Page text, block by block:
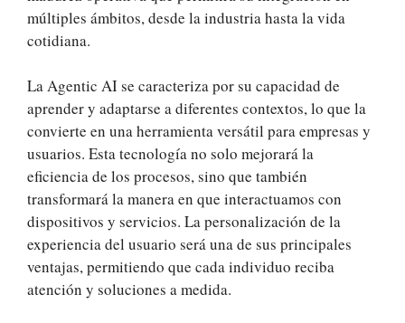
múltiples ámbitos, desde la industria hasta la vida
cotidiana.
La Agentic AI se caracteriza por su capacidad de
aprender y adaptarse a diferentes contextos, lo que la
convierte en una herramienta versátil para empresas y
usuarios. Esta tecnología no solo mejorará la
eficiencia de los procesos, sino que también
transformará la manera en que interactuamos con
dispositivos y servicios. La personalización de la
experiencia del usuario será una de sus principales
ventajas, permitiendo que cada individuo reciba
atención y soluciones a medida.